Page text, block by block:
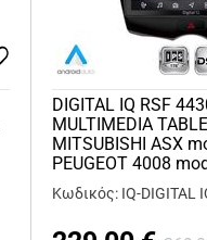
DIGITAL IQ RSF
MULTIMEDIA
MITSUBISHI ASX
PEUGEOT 4008
Κωδικός: IQ-DIGITAL